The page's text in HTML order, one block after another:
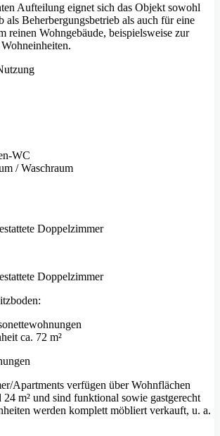
Aufteilung eignet sich das Objekt sowohl
als Beherbergungsbetrieb als auch für eine
reinen Wohngebäude, beispielsweise zur
WC
/ Waschraum
Doppelzimmer
Doppelzimmer
ca. 72 m²
Apartments verfügen über Wohnflächen
m² und sind funktional sowie gastgerecht
werden komplett möbliert verkauft, u. a.